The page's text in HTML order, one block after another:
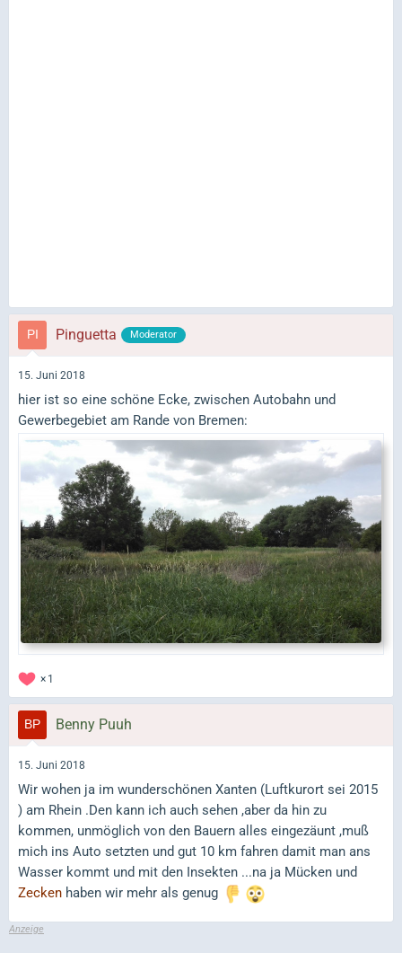
Pinguetta Moderator
15. Juni 2018
hier ist so eine schöne Ecke, zwischen Autobahn und
Gewerbegebiet am Rande von Bremen:
1
Benny Puuh
15. Juni 2018
Wir wohen ja im wunderschönen Xanten (Luftkurort sei 2015
) am Rhein .Den kann ich auch sehen ,aber da hin zu
kommen, unmöglich von den Bauern alles eingezäunt ,muß
mich ins Auto setzten und gut 10 km fahren damit man ans
Wasser kommt und mit den Insekten ...na ja Mücken und
Zecken haben wir mehr als genug